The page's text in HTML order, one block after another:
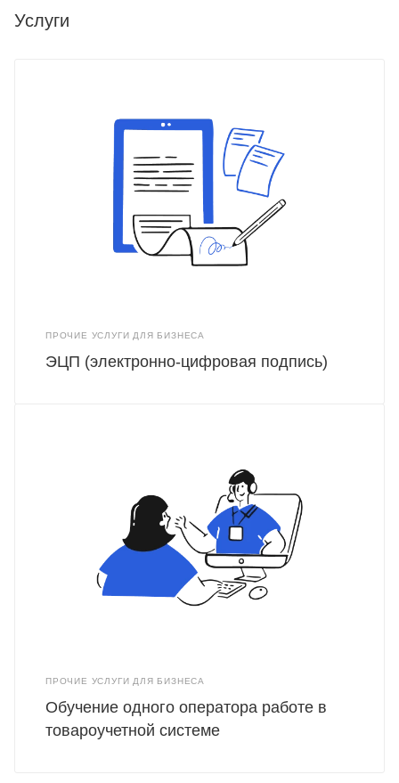
Услуги
ПРОЧИЕ УСЛУГИ ДЛЯ БИЗНЕСА
ЭЦП (электронно-цифровая подпись)
ПРОЧИЕ УСЛУГИ ДЛЯ БИЗНЕСА
Обучение одного оператора работе в
товароучетной системе